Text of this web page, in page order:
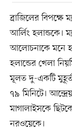
ব্রাজিলের বিপক্ষে
আর্লিং হলান্ডকে।
আলোচনাকে মনে
হলান্ডের খেলা
মূলত দু-একটি
৭৯ মিনিটে।
মাগালাইসকে
নরওয়েকে।